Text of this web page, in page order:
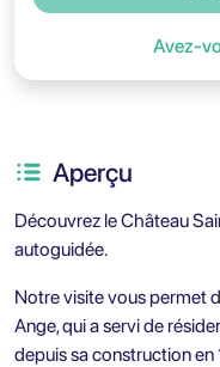
Avez-
Aperçu
Découvrez le Château
autoguidée.
Notre visite vous permet
Ange, qui a servi de
depuis sa construction